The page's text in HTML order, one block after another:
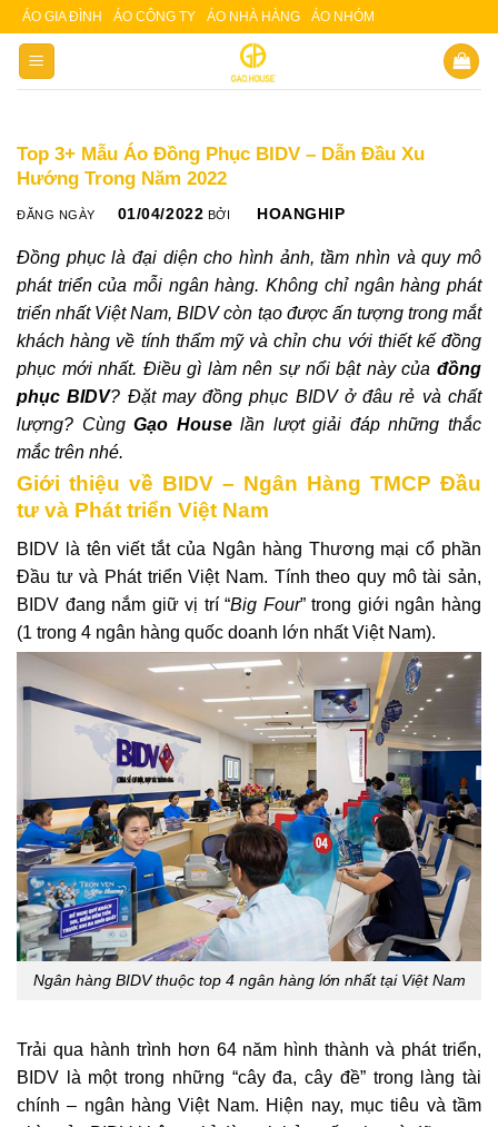
Skip
content
ÁO GIA ĐÌNH ÁO CÔNG TY ÁO NHÀ HÀNG ÁO NHÓM
Top 3+ Mẫu Áo Đồng Phục BIDV – Dẫn Đầu Xu
Hướng Trong Năm 2022
ĐĂNG NGÀY 01/04/2022 BỞI HOANGHIP
Đồng phục là đại diện cho hình ảnh, tầm nhìn và quy mô
phát triển của mỗi ngân hàng. Không chỉ ngân hàng phát
triển nhất Việt Nam, BIDV còn tạo được ấn tượng trong mắt
khách hàng về tính thẩm mỹ và chỉn chu với thiết kế đồng
phục mới nhất. Điều gì làm nên sự nổi bật này của đồng
phục BIDV? Đặt may đồng phục BIDV ở đâu rẻ và chất
lượng? CùngGạo Houselần lượt giải đáp những thắc
mắc trên nhé.
Giới thiệu về BIDV – Ngân Hàng TMCP Đầu
tư và Phát triển Việt Nam
BIDV là tên viết tắt của Ngân hàng Thương mại cổ phần
Đầu tư và Phát triển Việt Nam. Tính theo quy mô tài sản,
BIDV đang nắm giữ vị trí “Big Four” trong giới ngân hàng
(1 trong 4 ngân hàng quốc doanh lớn nhất Việt Nam).
Ngân hàng BIDV thuộc top 4 ngân hàng lớn nhất tại Việt Nam
Trải qua hành trình hơn 64 năm hình thành và phát triển,
BIDV là một trong những “cây đa, cây đề” trong làng tài
chính – ngân hàng Việt Nam. Hiện nay, mục tiêu và tầm